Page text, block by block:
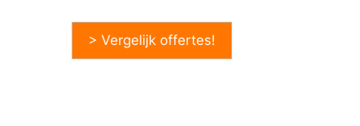
> Vergelijk offertes!